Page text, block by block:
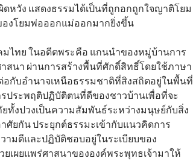
ดหวัง แสดงธรรมได้เป็นที่ถูกอกถูกใจญาติโยม
องโยมพ่อออกแม่ออกมากยิ่งขึ้น
ไทย ในอดีตพระคือ แกนนำของหมู่บ้านการ
สนา ผ่านการสร้างพื้นที่ศักดิ์สิทธิ์โดยใช้ภาษา
อกับอำนาจเหนือธรรมชาติที่สิงสถิตอยู่ในพื้นที่
ประพฤติปฏิบัติตนที่ดีของชาวบ้านเพื่อที่จะ
ทั้งปวงเป็นความสัมพันธ์ระหว่างมนุษย์กับสิ่ง
ศัยกัน ประยุกต์ธรรมะเข้ากับแนวคิดการ
ามดีและปฏิบัติชอบอยู่ในระเบียบของ
เผยแพร่ศาสนาขององค์พระพุทธเจ้ามาให้